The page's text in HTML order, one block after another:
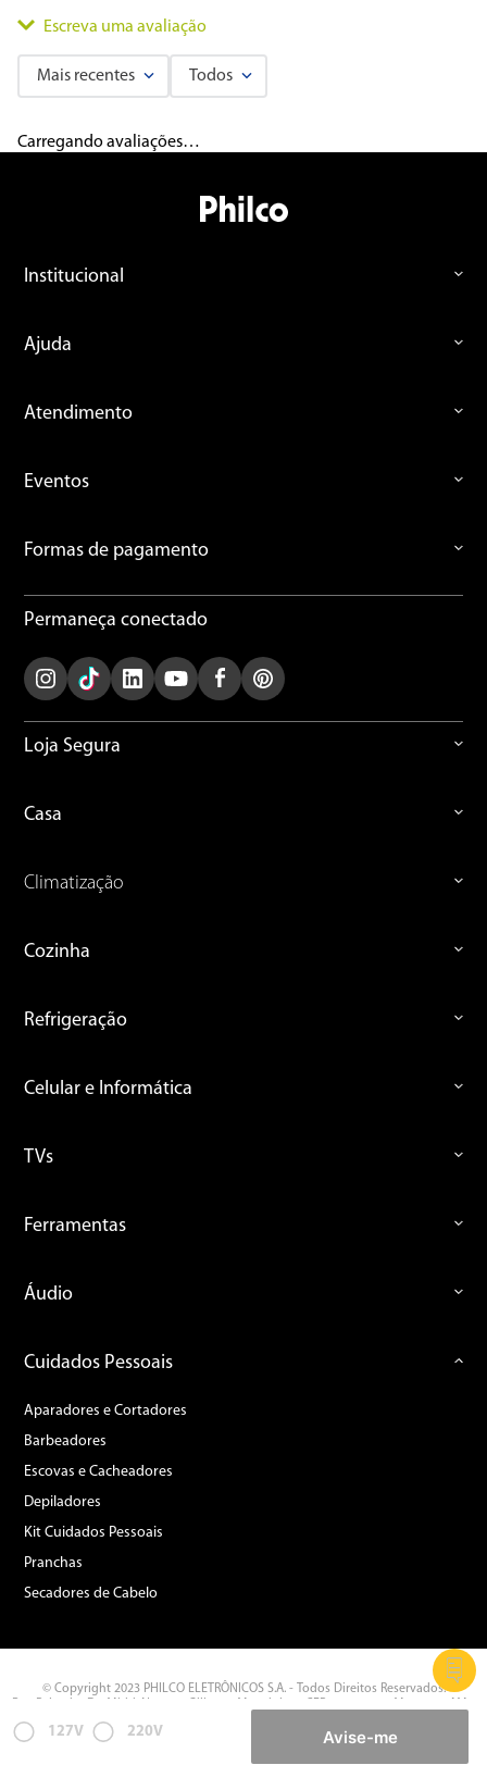
127V 220V Avise-me
Escreva uma avaliação
Título
★★★
Endereço de email
Escreva uma avaliação
ENVIAR AVALIAÇÃO
Mais recentes Todos
Carregando avaliações…
Institucional
Ajuda
Atendimento
Eventos
Formas de pagamento
Permaneça conectado
Loja Segura
Casa
Climatização
Cozinha
Refrigeração
Celular e Informática
TVs
Ferramentas
Áudio
Cuidados Pessoais
Aparadores e Cortadores
Barbeadores
Escovas e Cacheadores
Depiladores
Kit Cuidados Pessoais
Pranchas
Secadores de Cabelo
© Copyright 2023 PHILCO ELETRÔNICOS S.A. - Todos Direitos Reservados.